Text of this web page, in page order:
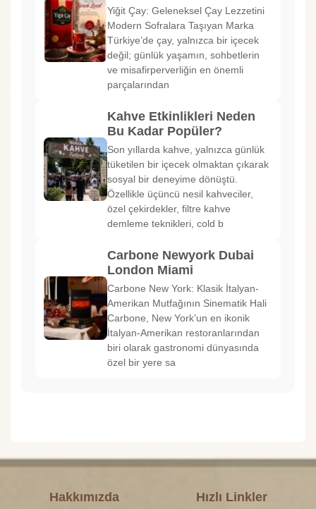
Yiğit Çay: Geleneksel Çay Lezzetini
Modern Sofralara Taşıyan Marka
Türkiye’de çay, yalnızca bir içecek
değil; günlük yaşamın, sohbetlerin
ve misafirperverliğin en önemli
parçalarından
Kahve Etkinlikleri Neden
Bu Kadar Popüler?
Son yıllarda kahve, yalnızca günlük
tüketilen bir içecek olmaktan çıkarak
sosyal bir deneyime dönüştü.
Özellikle üçüncü nesil kahveciler,
özel çekirdekler, filtre kahve
demleme teknikleri, cold b
Carbone Newyork Dubai
London Miami
Carbone New York: Klasik İtalyan-
Amerikan Mutfağının Sinematik Hali
Carbone, New York’un en ikonik
İtalyan-Amerikan restoranlarından
biri olarak gastronomi dünyasında
özel bir yere sa
Hakkımızda Hızlı Linkler